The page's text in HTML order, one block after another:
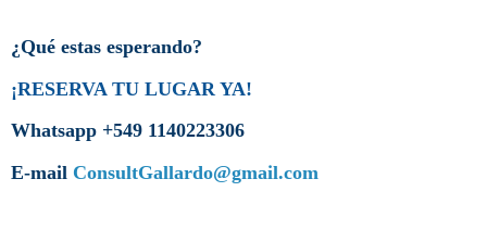
¿Qué estas esperando?
¡RESERVA TU LUGAR YA!
Whatsapp +549 1140223306
E-mail ConsultGallardo@gmail.com